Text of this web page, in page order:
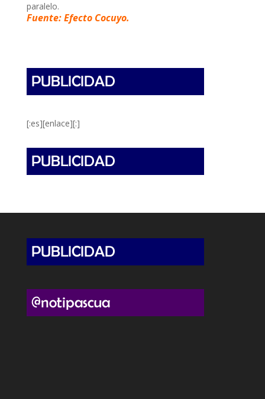
paralelo.
Fuente: Efecto Cocuyo.
[:es][enlace][:]